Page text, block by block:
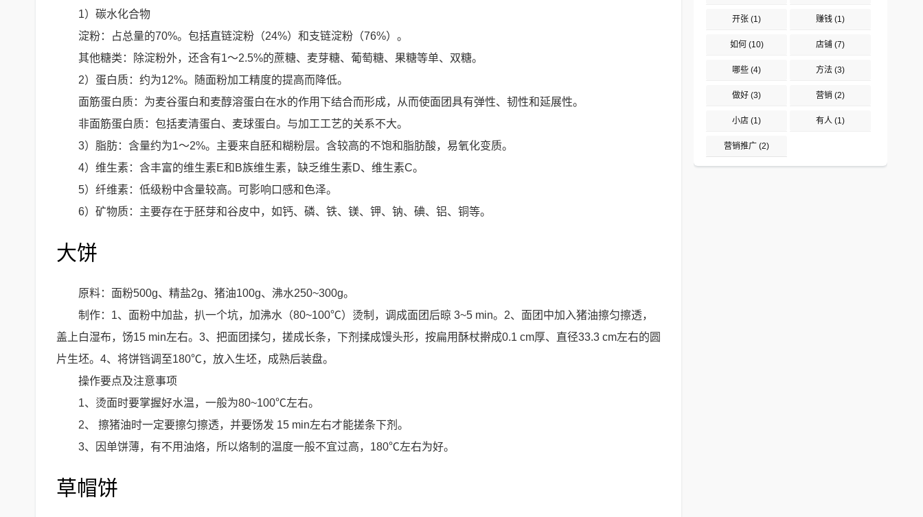
1）碳水化合物
淀粉：占总量的70%。包括直链淀粉（24%）和支链淀粉（76%）。
其他糖类：除淀粉外，还含有1～2.5%的蔗糖、麦芽糖、葡萄糖、果糖等单、双糖。
2）蛋白质：约为12%。随面粉加工精度的提高而降低。
面筋蛋白质：为麦谷蛋白和麦醇溶蛋白在水的作用下结合而形成，从而使面团具有弹性、韧性和延展性。
非面筋蛋白质：包括麦清蛋白、麦球蛋白。与加工工艺的关系不大。
3）脂肪：含量约为1～2%。主要来自胚和糊粉层。含较高的不饱和脂肪酸，易氧化变质。
4）维生素：含丰富的维生素E和B族维生素，缺乏维生素D、维生素C。
5）纤维素：低级粉中含量较高。可影响口感和色泽。
6）矿物质：主要存在于胚芽和谷皮中，如钙、磷、铁、镁、钾、钠、碘、铝、铜等。
大饼
原料：面粉500g、精盐2g、猪油100g、沸水250~300g。
制作：1、面粉中加盐，扒一个坑，加沸水（80~100℃）烫制，调成面团后晾 3~5 min。2、面团中加入猪油擦匀擦透，
盖上白湿布，饧15 min左右。3、把面团揉匀，搓成长条，下剂揉成馒头形，按扁用酥杖擀成0.1 cm厚、直径33.3 cm左右的圆
片生坯。4、将饼铛调至180℃，放入生坯，成熟后装盘。
操作要点及注意事项
1、烫面时要掌握好水温，一般为80~100℃左右。
2、 擦猪油时一定要擦匀擦透，并要饧发 15 min左右才能搓条下剂。
3、因单饼薄，有不用油烙，所以烙制的温度一般不宜过高，180℃左右为好。
草帽饼
开张 (1) 赚钱 (1)
如何 (10) 店铺 (7)
哪些 (4) 方法 (3)
做好 (3) 营销 (2)
小店 (1) 有人 (1)
营销推广 (2)